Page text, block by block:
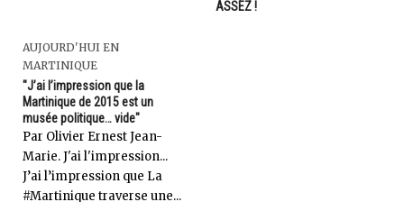
ASSEZ !
AUJOURD'HUI EN
MARTINIQUE
"J’ai l’impression que la
Martinique de 2015 est un
musée politique… vide"
Par Olivier Ernest Jean-
Marie. J'ai l'impression...
J’ai l’impression que La
#Martinique traverse une...